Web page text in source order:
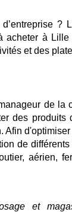
?
acheter à
et des
de la
des
de
aérien,
et